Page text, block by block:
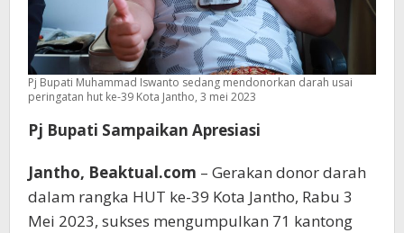
Pj Bupati Muhammad Iswanto sedang mendonorkan darah usai
peringatan hut ke-39 Kota Jantho, 3 mei 2023
Pj Bupati Sampaikan Apresiasi
Jantho, Beaktual.com – Gerakan donor darah
dalam rangka HUT ke-39 Kota Jantho, Rabu 3
Mei 2023, sukses mengumpulkan 71 kantong